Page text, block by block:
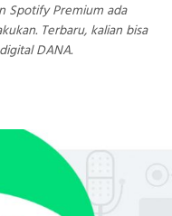
Spotify Premium ada
Terbaru, kalian bisa
DANA.